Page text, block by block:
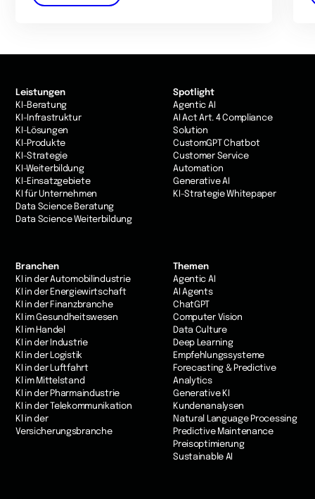
Leistungen
KI-Beratung
KI-Infrastruktur
KI-Lösungen
KI-Produkte
KI-Strategie
KI-Weiterbildung
KI-Einsatzgebiete
KI für Unternehmen
Data Science Beratung
Data Science Weiterbildung
Branchen
KI in der Automobilindustrie
KI in der Energiewirtschaft
KI in der Finanzbranche
KI im Gesundheitswesen
Kl im Handel
KI in der Industrie
Kl in der Logistik
KI in der Luftfahrt
Kl im Mittelstand
KI in der Pharmaindustrie
KI in der Telekommunikation
Kl in der
Versicherungsbranche
Themen
Agentic AI
AI Agents
ChatGPT
Computer Vision
Data Culture
Deep Learning
Empfehlungssysteme
Forecasting & Predictive
Analytics
Generative KI
Kundenanalysen
Natural Language Processing
Predictive Maintenance
Preisoptimierung
Sustainable AI
Spotlight
Agentic AI
AI Act Art. 4 Compliance
Solution
CustomGPT Chatbot
Customer Service
Automation
Generative AI
KI-Strategie Whitepaper